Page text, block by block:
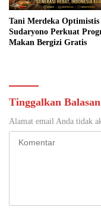
Tani Merdeka Optimistis
Sudaryono Perkuat
Makan Bergizi Gratis
Tinggalkan Balasan
Alamat email Anda tidak